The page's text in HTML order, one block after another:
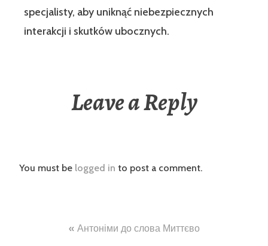
specjalisty, aby uniknąć niebezpiecznych
interakcji i skutków ubocznych.
Leave a Reply
You must be logged in to post a comment.
Антоніми до слова Миттєво